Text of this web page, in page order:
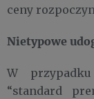
ceny
Nietypowe
W
“standard